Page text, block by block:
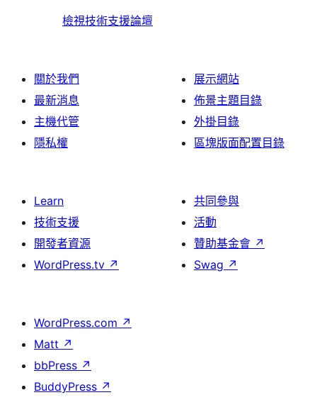
檢視技術支援論壇
關於我們
最新消息
主機代管
隱私權
展示網站
佈景主題目錄
外掛目錄
區塊版面配置目錄
Learn
技術支援
開發者資源
WordPress.tv ↗
共同參與
活動
贊助基金會 ↗
Swag ↗
WordPress.com ↗
Matt ↗
bbPress ↗
BuddyPress ↗